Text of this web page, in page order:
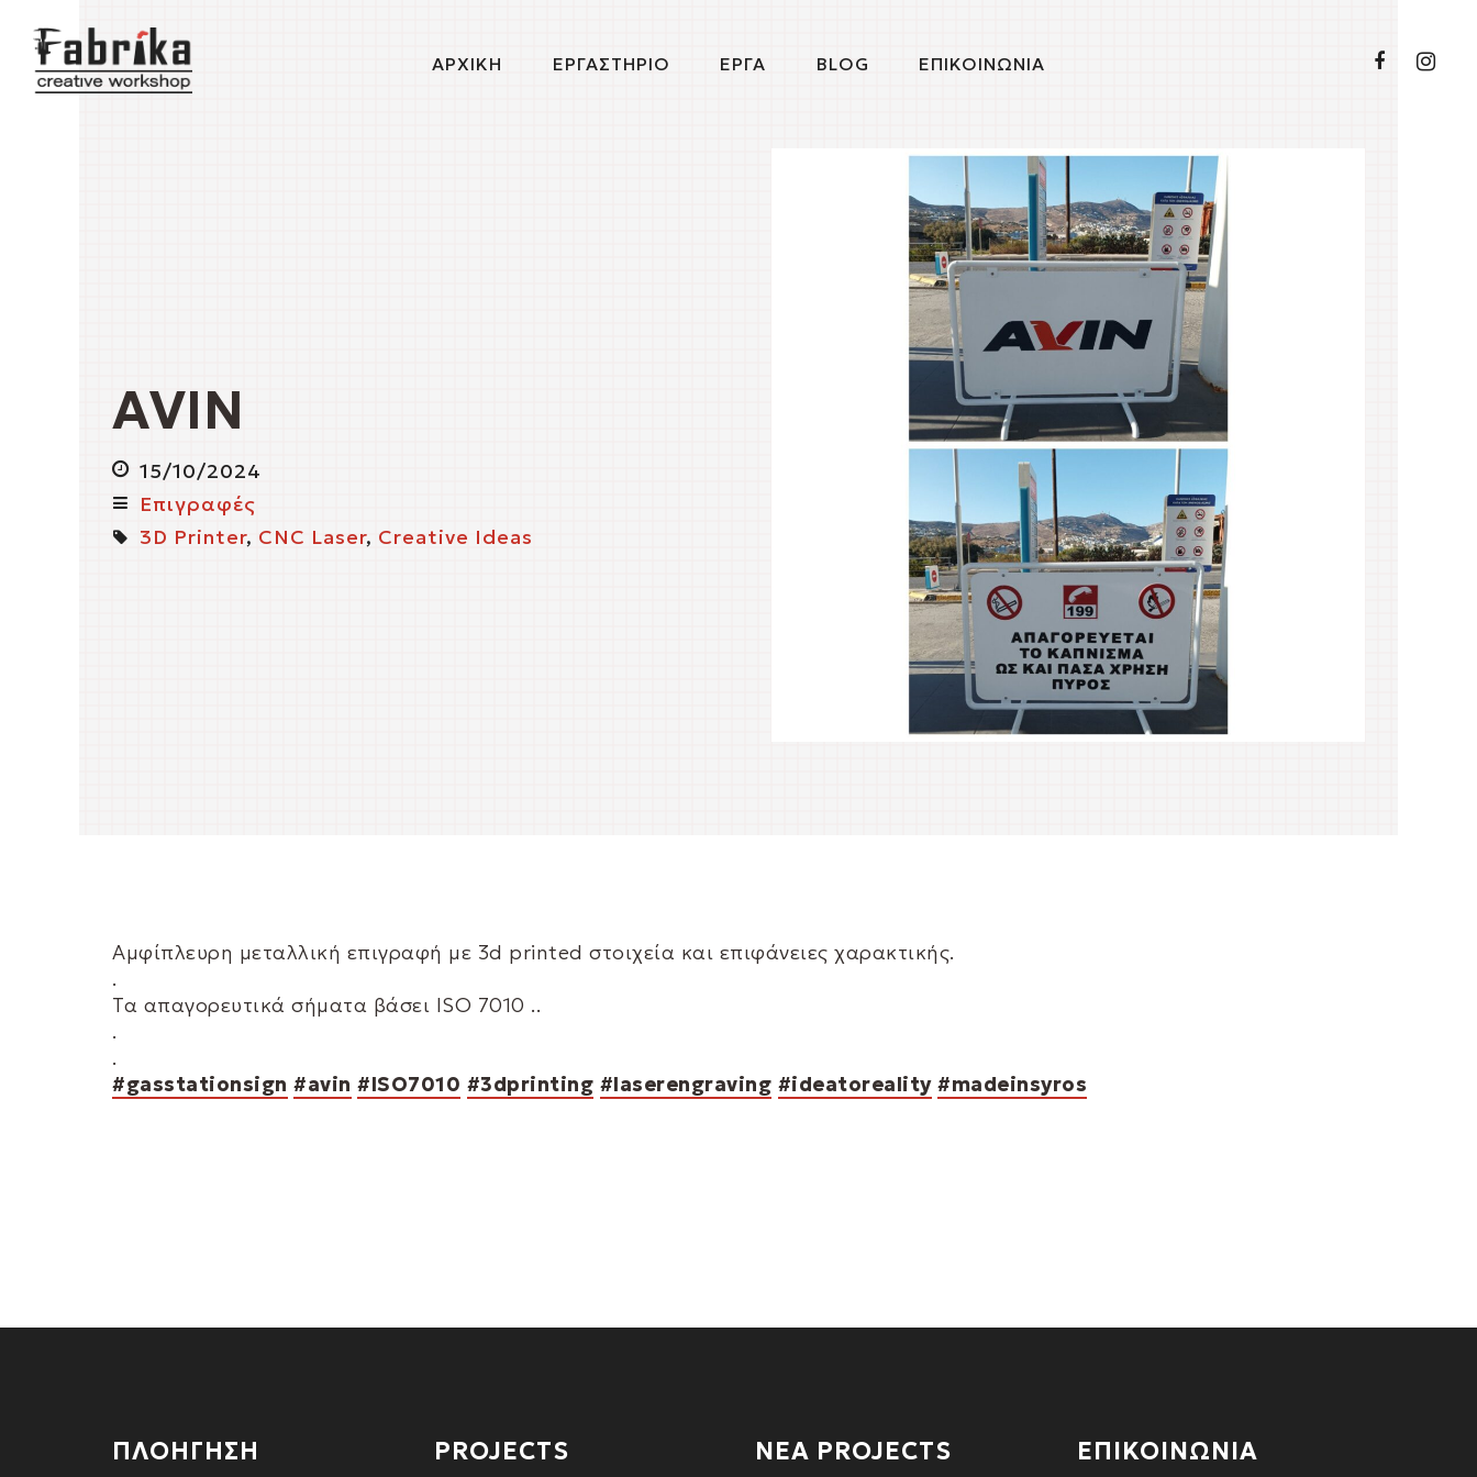
ΑΡΧΙΚΗ ΕΡΓΑΣΤΗΡΙΟ ΕΡΓΑ BLOG ΕΠΙΚΟΙΝΩΝΙΑ
AVIN
15/10/2024
Επιγραφές
3D Printer, CNC Laser, Creative Ideas
Αμφίπλευρη μεταλλική επιγραφή με 3d printed στοιχεία και επιφάνειες χαρακτικής.
.
Τα απαγορευτικά σήματα βάσει ISO 7010 ..
.
.
#gasstationsign #avin #ISO7010 #3dprinting #laserengraving #ideatoreality #madeinsyros
ΠΛΟΗΓΗΣΗ PROJECTS ΝΕΑ PROJECTS ΕΠΙΚΟΙΝΩΝΙΑ